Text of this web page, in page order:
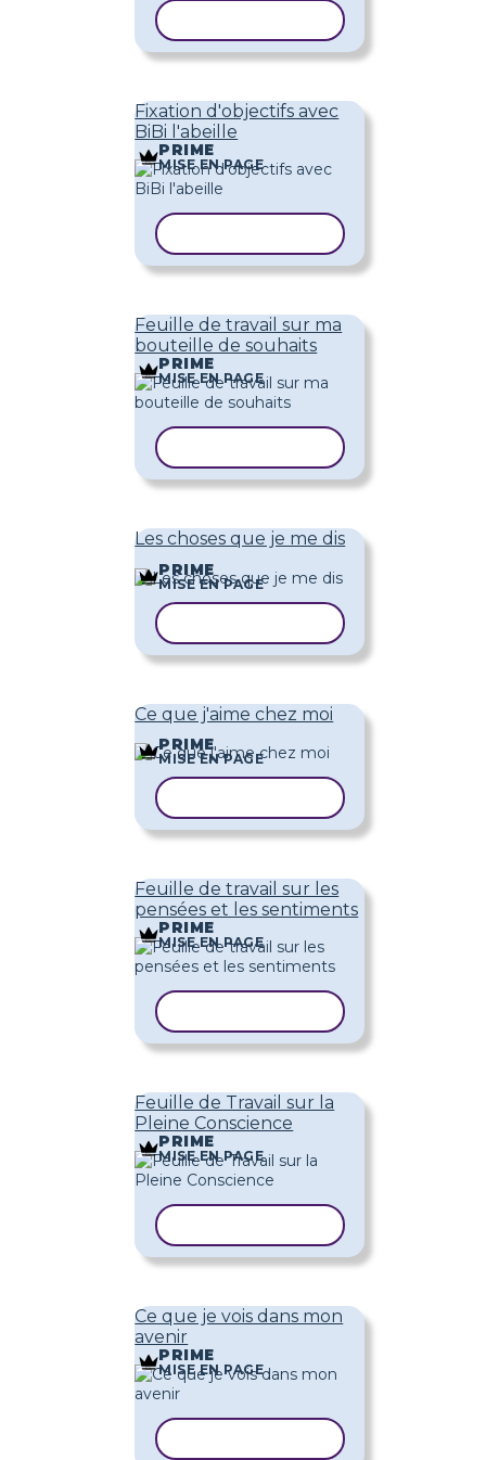
Fixation d'objectifs avec
BiBi l'abeille
PRIME
MISE EN PAGE
Feuille de travail sur ma
bouteille de souhaits
PRIME
MISE EN PAGE
Les choses que je me dis
PRIME
MISE EN PAGE
Ce que j'aime chez moi
PRIME
MISE EN PAGE
Feuille de travail sur les
pensées et les sentiments
PRIME
MISE EN PAGE
Feuille de Travail sur la
Pleine Conscience
PRIME
MISE EN PAGE
Ce que je vois dans mon
avenir
PRIME
MISE EN PAGE